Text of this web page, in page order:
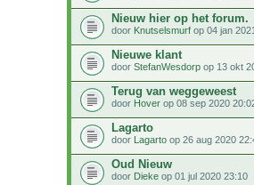
Nieuw hier op het forum.
door Knutselsmurf op 04 jan
Nieuwe klant
door StefanWesdorp op 13 okt
Terug van weggeweest
door Hover op 08 sep 2020
Lagarto
door Lagarto op 26 aug 2020
Oud Nieuw
door Dieke op 01 jul 2020 23:10